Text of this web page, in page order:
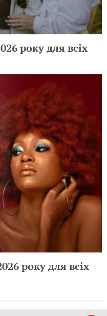
року для всіх
року для всіх